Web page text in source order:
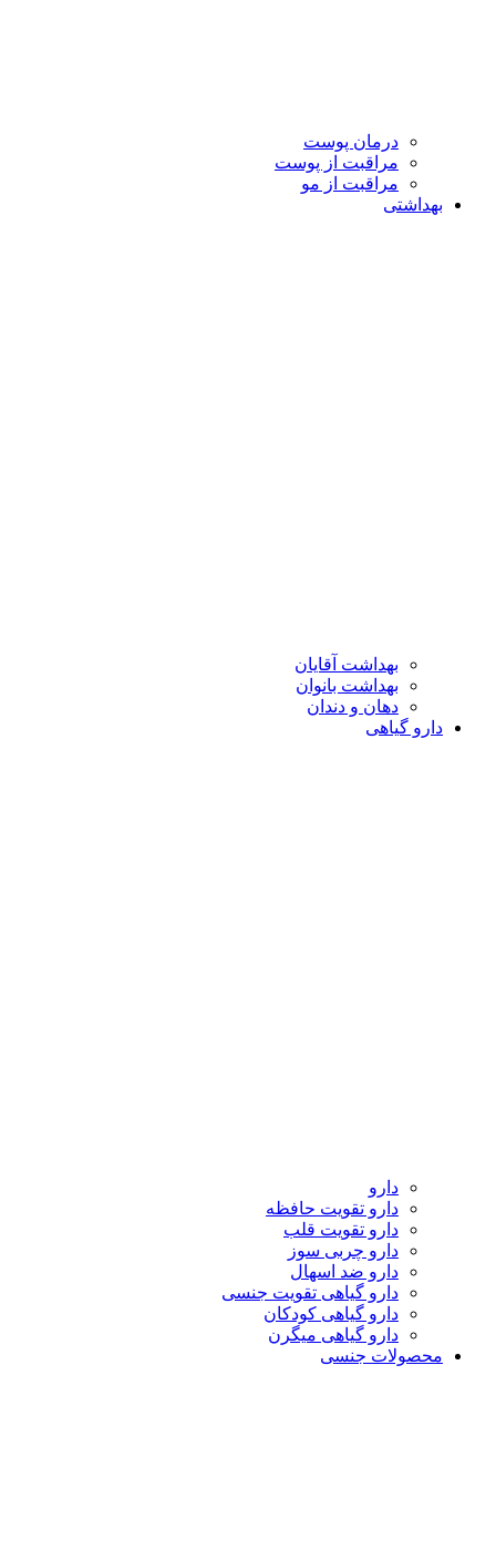
درمان پوست
مراقبت از پوست
مراقبت از مو
بهداشتی
بهداشت آقایان
بهداشت بانوان
دهان و دندان
دارو گیاهی
دارو
دارو تقویت حافظه
دارو تقویت قلب
دارو چربی سوز
دارو ضد اسهال
دارو گیاهی تقویت جنسی
دارو گیاهی کودکان
دارو گیاهی میگرن
محصولات جنسی